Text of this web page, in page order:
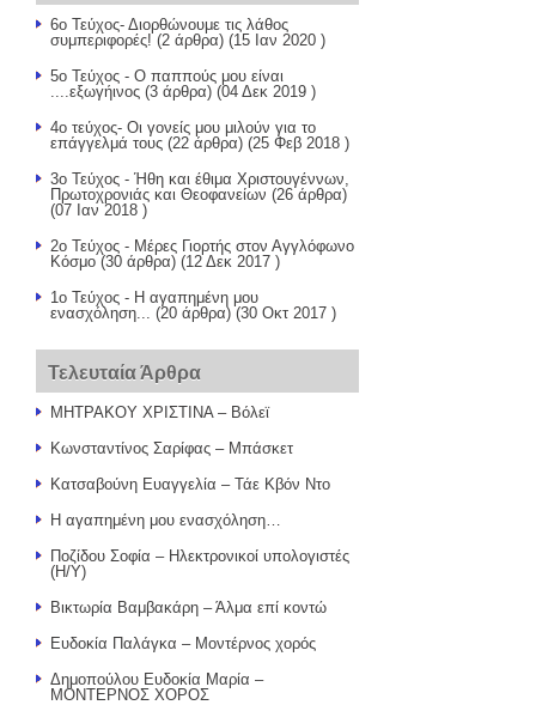
6ο Τεύχος- Διορθώνουμε τις λάθος
συμπεριφορές! (2 άρθρα) (15 Ιαν 2020 )
5ο Τεύχος - Ο παππούς μου είναι
....εξωγήινος (3 άρθρα) (04 Δεκ 2019 )
4ο τεύχος- Οι γονείς μου μιλούν για το
επάγγελμά τους (22 άρθρα) (25 Φεβ 2018 )
3ο Τεύχος - Ήθη και έθιμα Χριστουγέννων,
Πρωτοχρονιάς και Θεοφανείων (26 άρθρα)
(07 Ιαν 2018 )
2ο Τεύχος - Μέρες Γιορτής στον Αγγλόφωνο
Κόσμο (30 άρθρα) (12 Δεκ 2017 )
1ο Τεύχος - Η αγαπημένη μου
ενασχόληση... (20 άρθρα) (30 Οκτ 2017 )
Τελευταία Άρθρα
ΜΗΤΡΑΚΟΥ ΧΡΙΣΤΙΝΑ – Βόλεϊ
Κωνσταντίνος Σαρίφας – Μπάσκετ
Κατσαβούνη Ευαγγελία – Τάε Κβόν Ντο
Η αγαπημένη μου ενασχόληση…
Ποζίδου Σοφία – Ηλεκτρονικοί υπολογιστές
(Η/Υ)
Βικτωρία Βαμβακάρη – Άλμα επί κοντώ
Ευδοκία Παλάγκα – Μοντέρνος χορός
Δημοπούλου Ευδοκία Μαρία –
ΜΟΝΤΕΡΝΟΣ ΧΟΡΟΣ